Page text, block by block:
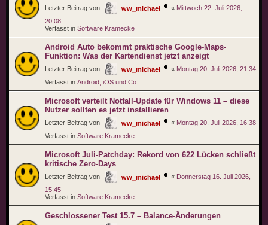
Letzter Beitrag von ww_michael « Mittwoch 22. Juli 2026,
20:08
Verfasst in Software Kramecke
Android Auto bekommt praktische Google-Maps-
Funktion: Was der Kartendienst jetzt anzeigt
Letzter Beitrag von ww_michael « Montag 20. Juli 2026, 21:34
Verfasst in Android, iOS und Co
Microsoft verteilt Notfall-Update für Windows 11 – diese
Nutzer sollten es jetzt installieren
Letzter Beitrag von ww_michael « Montag 20. Juli 2026, 16:38
Verfasst in Software Kramecke
Microsoft Juli-Patchday: Rekord von 622 Lücken schließt
kritische Zero-Days
Letzter Beitrag von ww_michael « Donnerstag 16. Juli 2026,
15:45
Verfasst in Software Kramecke
Geschlossener Test 15.7 – Balance-Änderungen